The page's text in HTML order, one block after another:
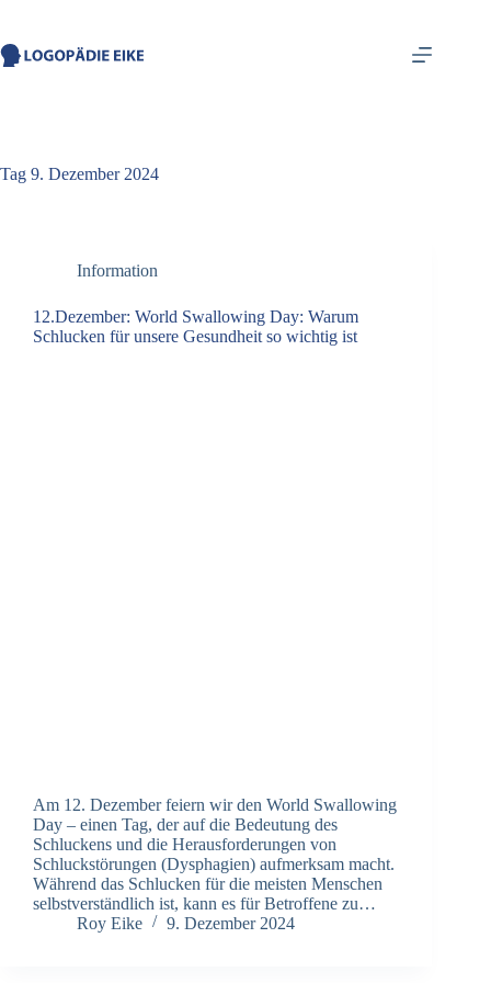
Tag 9. Dezember 2024
Information
12.Dezember: World Swallowing Day: Warum
Schlucken für unsere Gesundheit so wichtig ist
Am 12. Dezember feiern wir den World Swallowing
Day – einen Tag, der auf die Bedeutung des
Schluckens und die Herausforderungen von
Schluckstörungen (Dysphagien) aufmerksam macht.
Während das Schlucken für die meisten Menschen
selbstverständlich ist, kann es für Betroffene zu…
Roy Eike
9. Dezember 2024